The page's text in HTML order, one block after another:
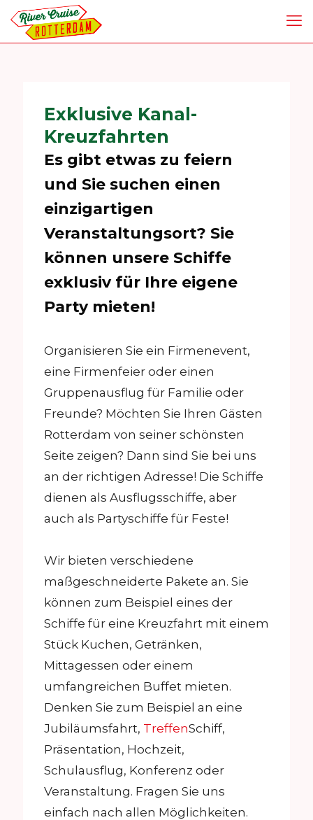
Exklusive Kanal-
Kreuzfahrten
Es gibt etwas zu feiern
und Sie suchen einen
einzigartigen
Veranstaltungsort? Sie
können unsere Schiffe
exklusiv für Ihre eigene
Party mieten!
Organisieren Sie ein Firmenevent,
eine Firmenfeier oder einen
Gruppenausflug für Familie oder
Freunde? Möchten Sie Ihren Gästen
Rotterdam von seiner schönsten
Seite zeigen? Dann sind Sie bei uns
an der richtigen Adresse! Die Schiffe
dienen als Ausflugsschiffe, aber
auch als Partyschiffe für Feste!
Wir bieten verschiedene
maßgeschneiderte Pakete an. Sie
können zum Beispiel eines der
Schiffe für eine Kreuzfahrt mit einem
Stück Kuchen, Getränken,
Mittagessen oder einem
umfangreichen Buffet mieten.
Denken Sie zum Beispiel an eine
Jubiläumsfahrt, TreffenSchiff,
Präsentation, Hochzeit,
Schulausflug, Konferenz oder
Veranstaltung. Fragen Sie uns
einfach nach allen Möglichkeiten.